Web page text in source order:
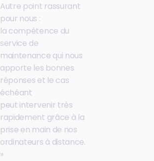
Autre point rassurant
pour nous :
la compétence du
service de
maintenance qui nous
apporte les bonnes
réponses et le cas
échéant
peut intervenir très
rapidement grâce à la
prise en main de nos
ordinateurs à distance.
»